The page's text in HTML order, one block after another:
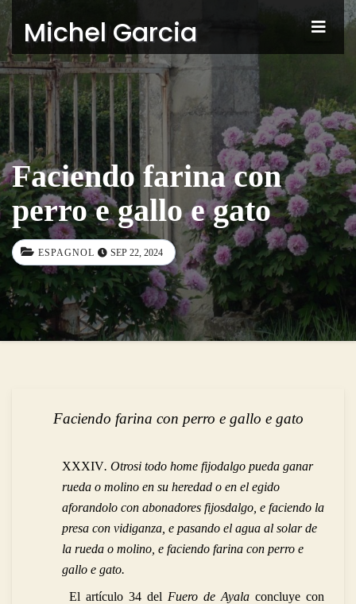
Michel Garcia
Faciendo farina con
perro e gallo e gato
ESPAGNOL SEP 22, 2024
Faciendo farina con perro e gallo e gato
XXXIV. Otrosi todo home fijodalgo pueda ganar
rueda o molino en su heredad o en el egido
aforandolo con abonadores fijosdalgo, e faciendo la
presa con vidiganza, e pasando el agua al solar de
la rueda o molino, e faciendo farina con perro e
gallo e gato.
El artículo 34 del Fuero de Ayala concluye con